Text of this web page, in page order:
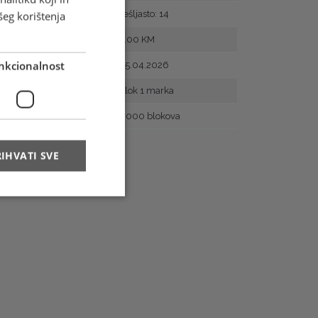
Zupčanje češljasto: 14
4.00 KM
Prvi dan 05.04.2026
Blok 1 marka
Naklada 5.000 blokova
korištenja
SVE